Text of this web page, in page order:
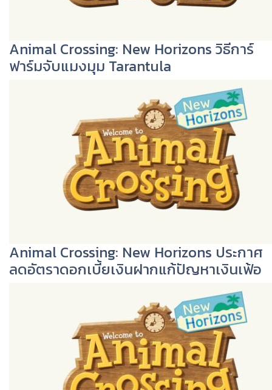
Animal Crossing: New Horizons วิธีการ์
ฟาร์มจับแมงมุม Tarantula
Animal Crossing: New Horizons ประกาศ
ลดอัตราดอกเบี้ยเงินฝากแก้ปัญหาเงินเฟ้อ